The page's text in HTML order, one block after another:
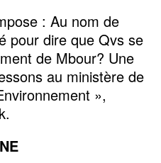
: Au nom de
pour dire que Qvs se
de Mbour? Une
au ministère de
»,